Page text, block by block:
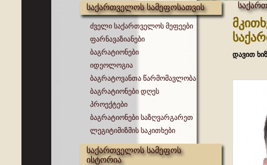
საქართველოს სამეფოსათვის
ძველი საქართველოს მეფეები
ფარნავაზიანები
ბაგრატიონები
იდეოლოგია
ბაგრატოვანთა წარმომავლობა
ბაგრატიონები დღეს
პროექტები
ბაგრატიონები საზღვარგარეთ
ლეგიტიმიზმის საკითხები
საქართველოს სამეფოს
ისტორია
დავით